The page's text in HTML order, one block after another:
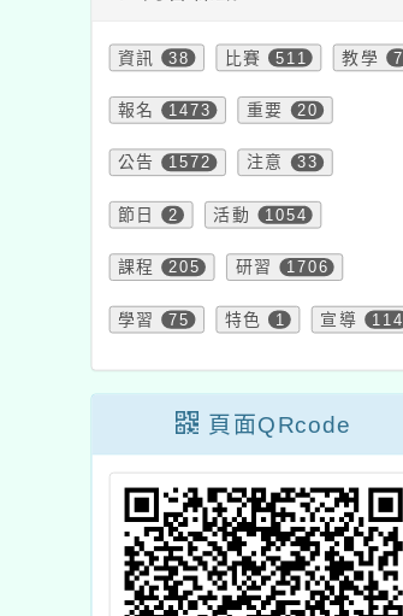
資訊 38 比賽 511 教學 7
報名 1473 重要 20
公告 1572 注意 33
節日 2 活動 1054
課程 205 研習 1706
學習 75 特色 1 宣導 114
頁面QRcode